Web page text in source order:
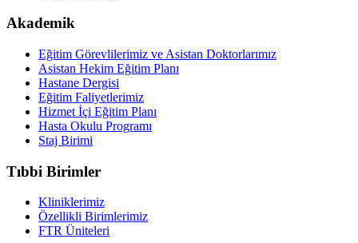
Akademik
Eğitim Görevlilerimiz ve Asistan Doktorlarımız
Asistan Hekim Eğitim Planı
Hastane Dergisi
Eğitim Faliyetlerimiz
Hizmet İçi Eğitim Planı
Hasta Okulu Programı
Staj Birimi
Tıbbi Birimler
Kliniklerimiz
Özellikli Birimlerimiz
FTR Üniteleri